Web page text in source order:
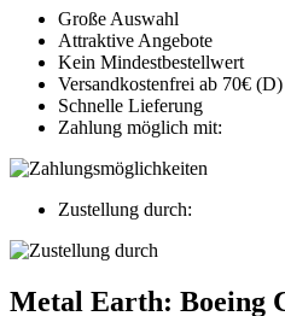
Große Auswahl
Attraktive Angebote
Kein Mindestbestellwert
Versandkostenfrei ab 70€ (D)
Schnelle Lieferung
Zahlung möglich mit:
Zustellung durch:
Metal Earth: Boeing